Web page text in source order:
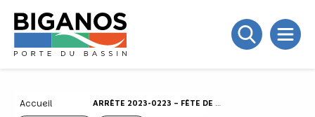
Accueil ARRÊTE 2023-0223 – FÊTE DE LA MUSIQUE – LE 21-06-2023